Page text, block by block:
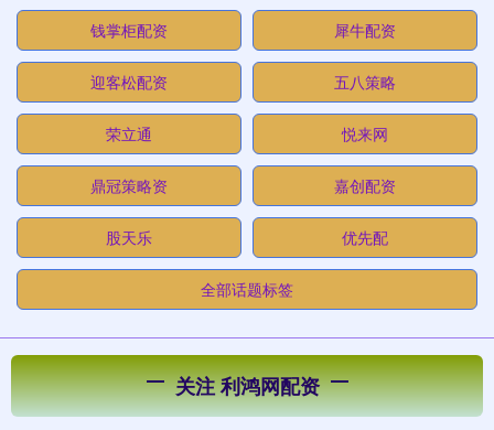
钱掌柜配资 犀牛配资
迎客松配资 五八策略
荣立通 悦来网
鼎冠策略资 嘉创配资
股天乐 优先配
全部话题标签
关注 利鸿网配资